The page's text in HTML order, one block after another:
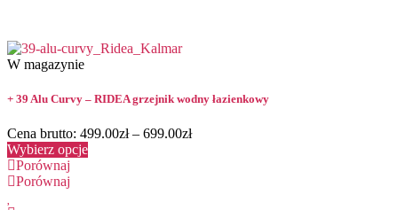
W magazynie
+ 39 Alu Curvy – RIDEA grzejnik wodny łazienkowy
Cena brutto: 499.00zł– 699.00zł
Wybierz opcje
Porównaj
Porównaj